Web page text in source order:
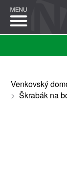
Venkovský
> Škrabák na